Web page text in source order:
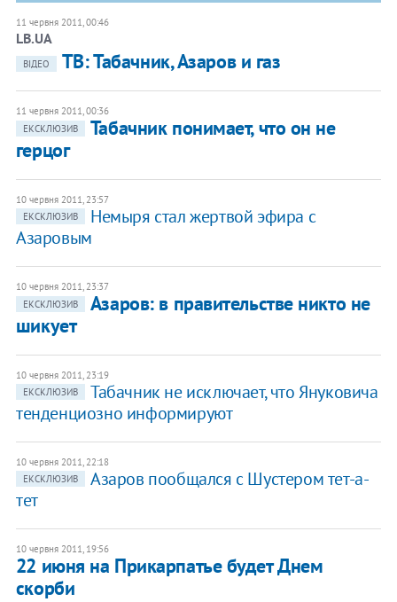
11 червня 2011, 00:46
LB.UA
ВІДЕО ТВ: Табачник, Азаров и газ
11 червня 2011, 00:36
ЕКСКЛЮЗИВ
Табачник понимает, что он не
герцог
10 червня 2011, 23:57
ЕКСКЛЮЗИВ
Немыря стал жертвой эфира с
Азаровым
10 червня 2011, 23:37
ЕКСКЛЮЗИВ
Азаров: в правительстве никто не
шикует
10 червня 2011, 23:19
ЕКСКЛЮЗИВ
Табачник не исключает, что Януковича
тенденциозно информируют
10 червня 2011, 22:18
ЕКСКЛЮЗИВ
Азаров пообщался с Шустером тет-а-
тет
10 червня 2011, 19:56
22 июня ​на Прикарпатье будет Днем
скорби